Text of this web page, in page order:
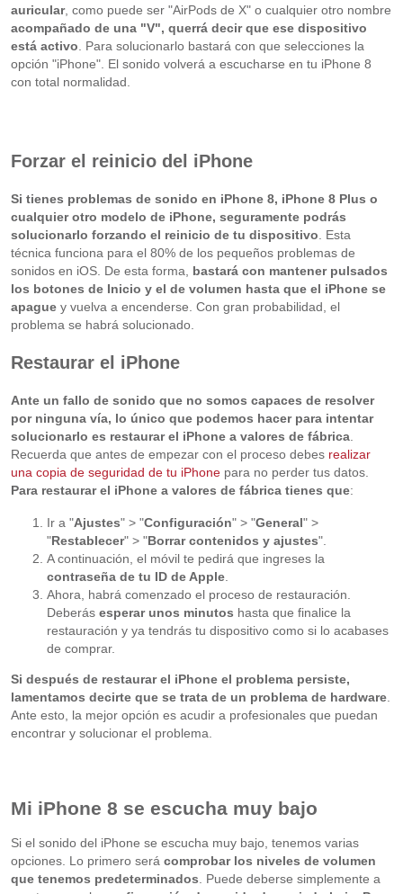
auricular, como puede ser "AirPods de X" o cualquier otro nombre
acompañado de una "V", querrá decir que ese dispositivo
está activo . Para solucionarlo bastará con que selecciones la
opción "iPhone". El sonido volverá a escucharse en tu iPhone 8
con total normalidad.
Forzar el reinicio del iPhone
Si tienes problemas de sonido en iPhone 8, iPhone 8 Plus o
cualquier otro modelo de iPhone, seguramente podrás
solucionarlo forzando el reinicio de tu dispositivo . Esta
técnica funciona para el 80% de los pequeños problemas de
sonidos en iOS. De esta forma, bastará con mantener pulsados
los botones de Inicio y el de volumen hasta que el iPhone se
apaguey vuelva a encenderse. Con gran probabilidad, el
problema se habrá solucionado.
Restaurar el iPhone
Ante un fallo de sonido que no somos capaces de resolver
por ninguna vía, lo único que podemos hacer para intentar
solucionarlo es restaurar el iPhone a valores de fábrica.
Recuerda que antes de empezar con el proceso debes realizar
una copia de seguridad de tu iPhonepara no perder tus datos.
Para restaurar el iPhone a valores de fábrica tienes que:
Ir a "Ajustes" > "Configuración" > "General" >
"Restablecer" > "Borrar contenidos y ajustes".
A continuación, el móvil te pedirá que ingreses la
contraseña de tu ID de Apple.
Ahora, habrá comenzado el proceso de restauración.
Deberás esperar unos minutos hasta que finalice la
restauración y ya tendrás tu dispositivo como si lo acabases
de comprar.
Si después de restaurar el iPhone el problema persiste,
lamentamos decirte que se trata de un problema de hardware.
Ante esto, la mejor opción es acudir a profesionales que puedan
encontrar y solucionar el problema.
Mi iPhone 8 se escucha muy bajo
Si el sonido del iPhone se escucha muy bajo, tenemos varias
opciones. Lo primero será comprobar los niveles de volumen
que tenemos predeterminados . Puede deberse simplemente a